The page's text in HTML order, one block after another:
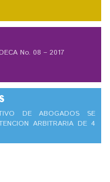
No. 08 – 2017
DE ABOGADOS SE
ARBITRARIA DE 4